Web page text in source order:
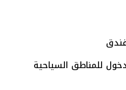
للمناطق السياحية